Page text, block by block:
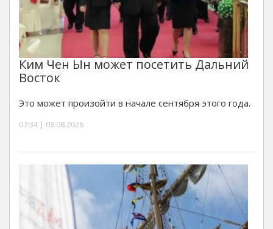
Ким Чен Ын может посетить Дальний
Восток
Это может произойти в начале сентября этого года.
07:34 | 03.08.2026